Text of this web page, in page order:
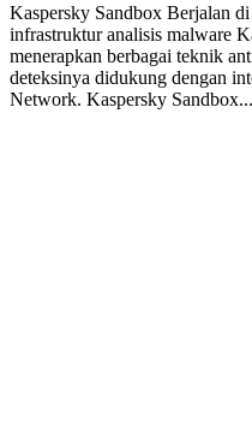
Kaspersky Sandbox Berjalan
infrastruktur analisis malware
menerapkan berbagai teknik
deteksinya didukung dengan
Network. Kaspersky Sandbox...